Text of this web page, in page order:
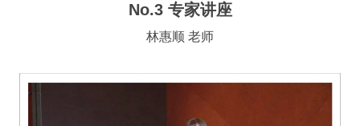
No.3 专家讲座
林惠顺 老师